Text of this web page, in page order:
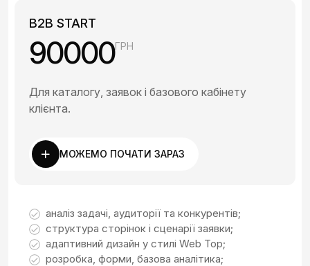
B2B START
90000ГРН
Для каталогу, заявок і базового кабінету
клієнта.
МОЖЕМО ПОЧАТИ ЗАРАЗ
аналіз задачі, аудиторії та конкурентів;
структура сторінок і сценарії заявки;
адаптивний дизайн у стилі Web Top;
розробка, форми, базова аналітика;